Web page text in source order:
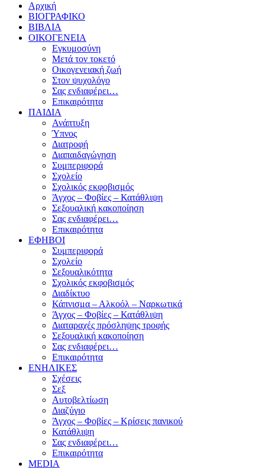
Αρχική
ΒΙΟΓΡΑΦΙΚΟ
ΒΙΒΛΙΑ
ΟΙΚΟΓΕΝΕΙΑ
Εγκυμοσύνη
Μετά τον τοκετό
Οικογενειακή ζωή
Στον ψυχολόγο
Σας ενδιαφέρει…
Επικαιρότητα
ΠΑΙΔΙΑ
Ανάπτυξη
Ύπνος
Διατροφή
Διαπαιδαγώγηση
Συμπεριφορά
Σχολείο
Σχολικός εκφοβισμός
Άγχος – Φοβίες – Κατάθλιψη
Σεξουαλική κακοποίηση
Σας ενδιαφέρει…
Επικαιρότητα
ΕΦΗΒΟΙ
Συμπεριφορά
Σχολείο
Σεξουαλικότητα
Σχολικός εκφοβισμός
Διαδίκτυο
Κάπνισμα – Αλκοόλ – Ναρκωτικά
Άγχος – Φοβίες – Κατάθλιψη
Διαταραχές πρόσληψης τροφής
Σεξουαλική κακοποίηση
Σας ενδιαφέρει…
Επικαιρότητα
ΕΝΗΛΙΚΕΣ
Σχέσεις
Σεξ
Αυτοβελτίωση
Διαζύγιο
Άγχος – Φοβίες – Κρίσεις πανικού
Κατάθλιψη
Σας ενδιαφέρει…
Επικαιρότητα
MEDIA